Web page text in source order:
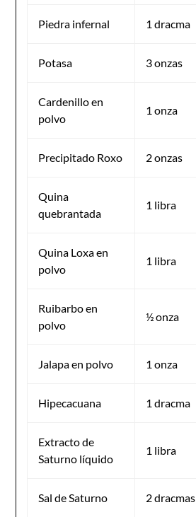
Piedra infernal 1 dracma
Potasa 3 onzas
Cardenillo en
polvo
1 onza
Precipitado Roxo 2 onzas
Quina
quebrantada
1 libra
Quina Loxa en
polvo
1 libra
Ruibarbo en
polvo
½ onza
Jalapa en polvo 1 onza
Hipecacuana 1 dracma
Extracto de
Saturno líquido
1 libra
Sal de Saturno 2 dracmas